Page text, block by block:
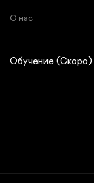
О нас
Обучение (Скоро)